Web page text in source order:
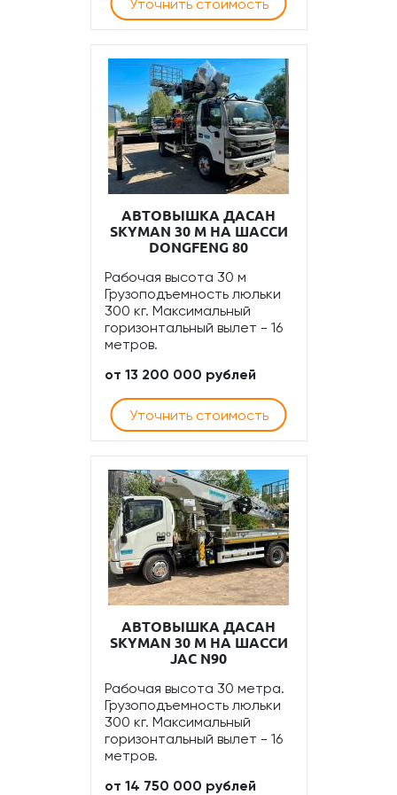
Уточнить стоимость
АВТОВЫШКА ДАСАН
SKYMAN 30 М НА ШАССИ
DONGFENG 80
Рабочая высота 30 м
Грузоподъемность люльки
300 кг. Максимальный
горизонтальный вылет - 16
метров.
от 13 200 000 рублей
Уточнить стоимость
АВТОВЫШКА ДАСАН
SKYMAN 30 М НА ШАССИ
JAC N90
Рабочая высота 30 метра.
Грузоподъемность люльки
300 кг. Максимальный
горизонтальный вылет - 16
метров.
от 14 750 000 рублей